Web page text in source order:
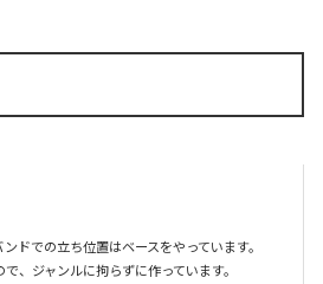
ドでの立ち位置はベースをやっています。
、ジャンルに拘らずに作っています。